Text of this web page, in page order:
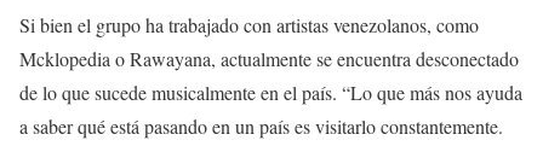
Si bien el grupo ha trabajado con artistas venezolanos, como
Mcklopedia o Rawayana, actualmente se encuentra desconectado
de lo que sucede musicalmente en el país. “Lo que más nos ayuda
a saber qué está pasando en un país es visitarlo constantemente.